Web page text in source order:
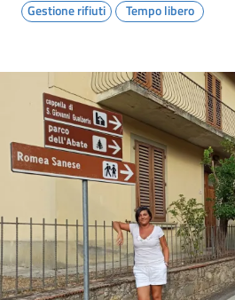
Gestione rifiuti Tempo libero